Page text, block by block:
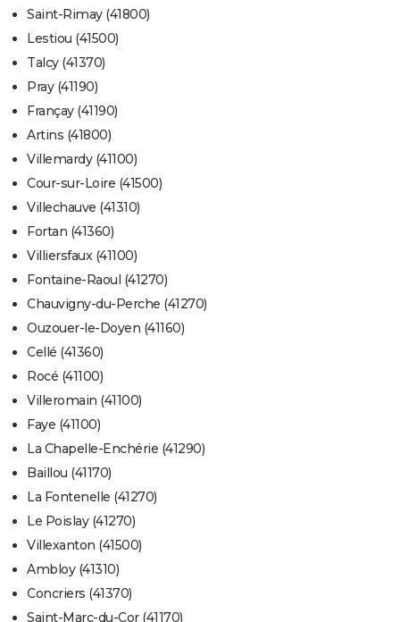
Saint-Rimay (41800)
Lestiou (41500)
Talcy (41370)
Pray (41190)
Françay (41190)
Artins (41800)
Villemardy (41100)
Cour-sur-Loire (41500)
Villechauve (41310)
Fortan (41360)
Villiersfaux (41100)
Fontaine-Raoul (41270)
Chauvigny-du-Perche (41270)
Ouzouer-le-Doyen (41160)
Cellé (41360)
Rocé (41100)
Villeromain (41100)
Faye (41100)
La Chapelle-Enchérie (41290)
Baillou (41170)
La Fontenelle (41270)
Le Poislay (41270)
Villexanton (41500)
Ambloy (41310)
Concriers (41370)
Saint-Marc-du-Cor (41170)